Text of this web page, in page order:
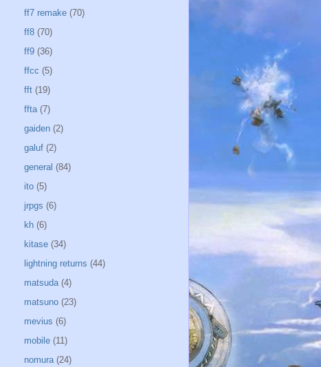
ff7 remake (70)
ff8 (70)
ff9 (36)
ffcc (5)
fft (19)
ffta (7)
gaiden (2)
galuf (2)
general (84)
ito (5)
jrpgs (6)
kh (6)
kitase (34)
lightning returns (44)
matsuda (4)
matsuno (23)
mevius (6)
mobile (11)
nomura (24)